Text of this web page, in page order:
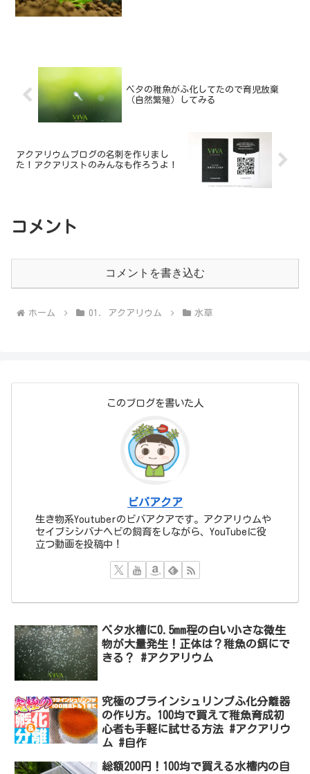
ベタの稚魚がふ化してたので育児放棄
（自然繁殖）してみる
アクアリウムブログの名刺を作りまし
た！アクアリストのみんなも作ろうよ！
コメント
コメントを書き込む
ホーム 01. アクアリウム 水草
このブログを書いた人
ビバアクア
生き物系Youtuberのビバアクアです。アクアリウムや
セイブシシバナヘビの飼育をしながら、YouTubeに役
立つ動画を投稿中！
ベタ水槽に0.5mm程の白い小さな微生
物が大量発生！正体は？稚魚の餌にで
きる？ #アクアリウム
究極のブラインシュリンプふ化分離器
の作り方。100均で買えて稚魚育成初
心者も手軽に試せる方法 #アクアリウ
ム #自作
総額200円！100均で買える水槽内の自